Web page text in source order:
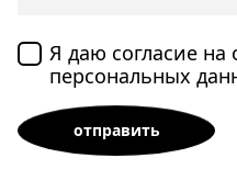
Я даю согласие на
персональных